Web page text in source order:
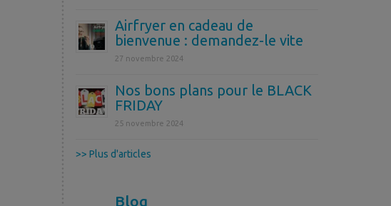
Airfryer en cadeau de
bienvenue : demandez-le vite
27 novembre 2024
Nos bons plans pour le BLACK
FRIDAY
25 novembre 2024
>> Plus d'articles
Blog